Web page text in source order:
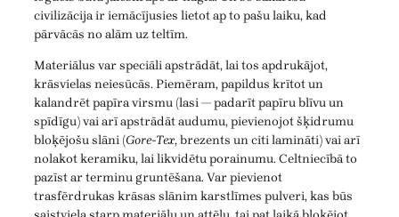
civilizācija ir iemācījusies lietot ap to pašu laiku, kad
pārvācās no alām uz teltīm.
Materiālus var speciāli apstrādāt, lai tos apdrukājot,
krāsvielas neiesūcās. Piemēram, papildus krītot un
kalandrēt papīra virsmu (lasi — padarīt papīru blīvu un
spīdīgu) vai arī apstrādāt audumu, pievienojot šķidrumu
bloķējošu slāni (Gore-Tex, brezents un citi lamināti) vai arī
nolakot keramiku, lai likvidētu porainumu. Celtniecībā to
pazīst ar terminu gruntēšana. Var pievienot
trasfērdrukas krāsas slānim karstlīmes pulveri, kas būs